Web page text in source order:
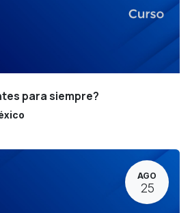
para siempre?
AGO
25